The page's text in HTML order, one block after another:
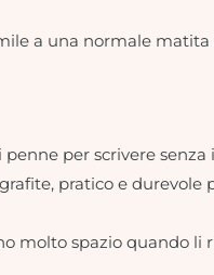
a una normale matita
per scrivere senza
pratico e durevole
molto spazio quando li